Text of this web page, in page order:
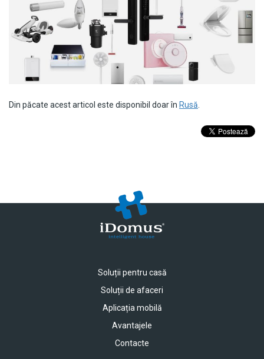
Din păcate acest articol este disponibil doar în Rusă.
Soluții pentru casă
Soluții de afaceri
Aplicația mobilă
Avantajele
Contacte